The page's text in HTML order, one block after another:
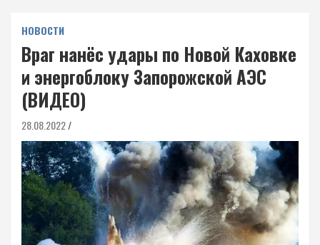
НОВОСТИ
Враг нанёс удары по Новой Каховке
и энергоблоку Запорожской АЭС
(ВИДЕО)
28.08.2022